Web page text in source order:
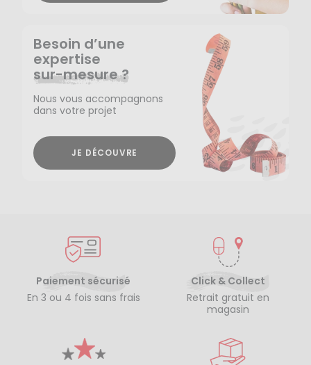
Besoin d’une
expertise
sur-mesure ?
Nous vous accompagnons
dans votre projet
JE DÉCOUVRE
Paiement sécurisé
En 3 ou 4 fois sans frais
Click & Collect
Retrait gratuit en
magasin